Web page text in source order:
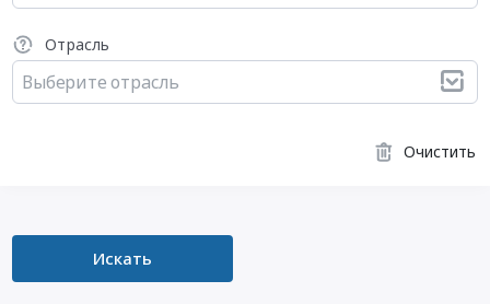
Отрасль
Выберите отрасль
Очистить
Искать